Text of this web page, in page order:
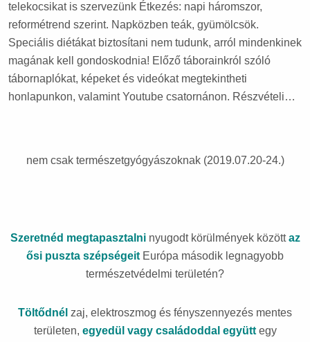
telekocsikat is szervezünk Étkezés: napi háromszor,
reformétrend szerint. Napközben teák, gyümölcsök.
Speciális diétákat biztosítani nem tudunk, arról mindenkinek
magának kell gondoskodnia! Előző táborainkról szóló
tábornaplókat, képeket és videókat megtekintheti
honlapunkon, valamint Youtube csatornánon. Részvételi…
nem csak természetgyógyászoknak (2019.07.20-24.)
Szeretnéd megtapasztalninyugodt körülmények közöttaz
ősi puszta szépségeit Európa második legnagyobb
természetvédelmi területén?
Töltődnél zaj, elektroszmog és fényszennyezés mentes
területen, egyedül vagy családoddal együtt egy